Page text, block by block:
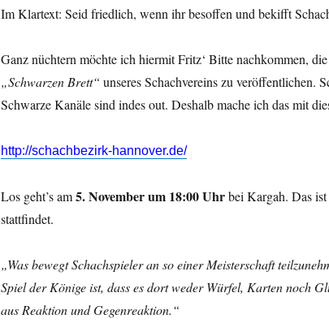
Im Klartext: Seid friedlich, wenn ihr besoffen und bekifft
Ganz nüchtern möchte ich hiermit Fritz‘ Bitte nachkommen,
„Schwarzen Brett“ unseres Schachvereins zu veröffentlichen.
Schwarze Kanäle sind indes out. Deshalb mache ich das mit
http://schachbezirk-hannover.de/
Los geht’s am5. November um 18:00 Uhrbei Kargah. Das
stattfindet.
„Was bewegt Schachspieler an so einer Meisterschaft
Spiel der Könige ist, dass es dort weder Würfel, Karten noch
aus Reaktion und Gegenreaktion.“